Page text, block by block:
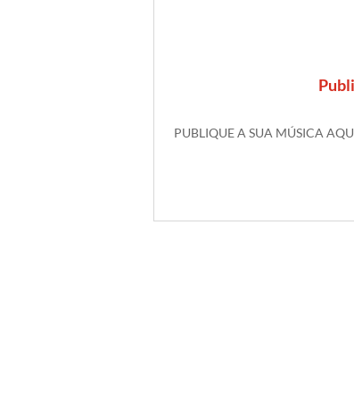
PUBLIQUE A SUA MÚSICA